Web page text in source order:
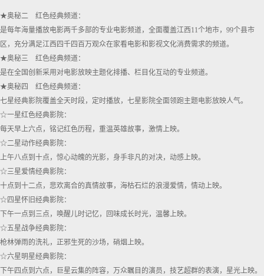
★奥秘二 红色经典频道：
是每年海量播放电影两千多部的专业电影频道，全面覆盖江西11个地市，99个县市
区，充分满足江西四千四百万观众在家看电影和影视文化消费需求的频道。
★奥秘三 红色经典频道：
是在全国创新采用对电影放映主题化排播、栏目化互动的专业频道。
★奥秘四 红色经典频道：
七星经典影院覆盖全天时段，定时播放，七星影院全面领跑主题电影放映人气。
☆一星红色经典影院：
每天早上六点，铭记红色历程，重温英雄故事，激情上映。
☆二星动作经典影院：
上午八点到十点，惊心动魄的光影，身手非凡的对决，动感上映。
☆三星爱情经典影院：
十点到十二点，悲欢离合的真情故事，海枯石烂的浪漫爱情，情动上映。
☆四星怀旧经典影院：
下午一点到三点，唤醒儿时记忆，回味成长时光，温馨上映。
☆五星战争经典影院：
枪林弹雨的洗礼，正邪生死的沙场，硝烟上映。
☆六星明星经典影院：
下午四点到六点，巨星云集的阵容，万众瞩目的演员，技艺超群的表演，星光上映。